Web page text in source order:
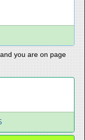
you are on page